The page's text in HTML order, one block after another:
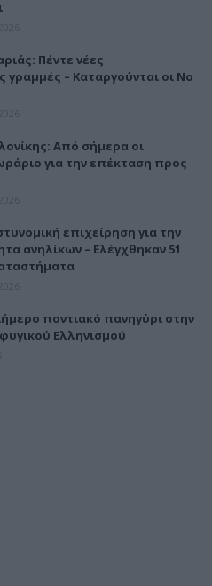
Πέντε νέες
– Καταργούνται οι Νο
Από σήμερα οι
για την επέκταση προς
επιχείρηση για την
ανηλίκων – Ελέγχθηκαν 51
ποντιακό πανηγύρι στην
Ελληνισμού